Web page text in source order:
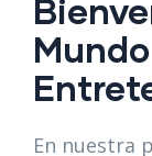
En nuestra